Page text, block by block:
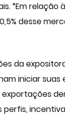
“Em relação
desse
da
iniciar